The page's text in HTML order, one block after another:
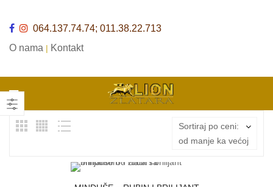
064.137.74.74; 011.38.22.713
O nama | Kontakt
Sortiraj po ceni:
od manje ka većoj